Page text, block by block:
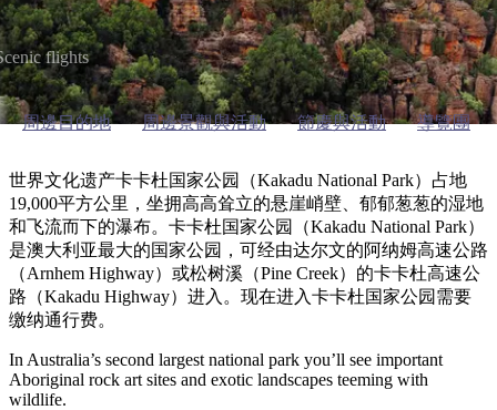
內
陸
和
戶
外
按
地
區
探
索
玩
活
動 推
薦
榜
單
規
劃
您
的
旅
行
實
用
資
訊
規
劃
工
具
flights
周邊目的地 周邊景觀與活動 節慶與活動 導覽團
世界文化遗产卡卡杜国家公园（Kakadu National Park）占地
19,000平方公里，坐拥高高耸立的悬崖峭壁、郁郁葱葱的湿地
和飞流而下的瀑布。卡卡杜国家公园（Kakadu National Park）
是澳大利亚最大的国家公园，可经由达尔文的阿纳姆高速公路
（Arnhem Highway）或松树溪（Pine Creek）的卡卡杜高速公
路（Kakadu Highway）进入。现在进入卡卡杜国家公园需要
缴纳通行费。
In Australia’s second largest national park you’ll see important
Aboriginal rock art sites and exotic landscapes teeming with
wildlife.